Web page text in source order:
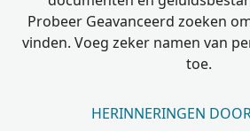
Probeer Geavanceerd zoeken
vinden. Voeg zeker namen van
toe.
HERINNERINGEN